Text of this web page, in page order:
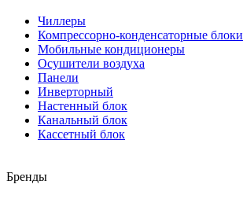
Чиллеры
Компрессорно-конденсаторные блоки
Мобильные кондиционеры
Осушители воздуха
Панели
Инверторный
Настенный блок
Канальный блок
Кассетный блок
Бренды